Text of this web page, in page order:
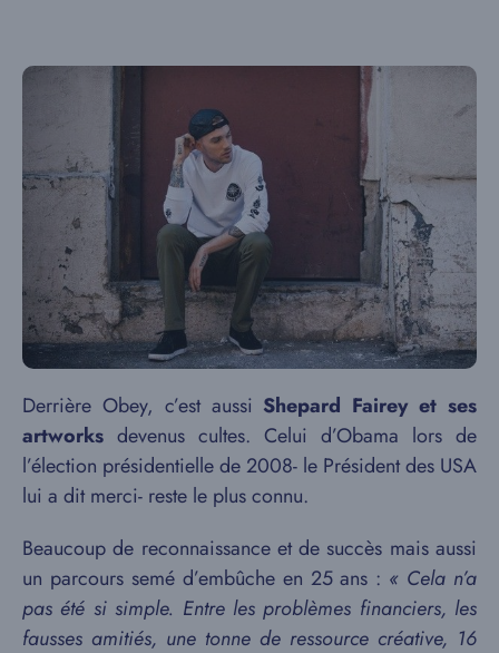
Derrière Obey, c’est aussi Shepard Fairey et ses
artworks devenus cultes. Celui d’Obama lors de
l’élection présidentielle de 2008- le Président des USA
lui a dit merci- reste le plus connu.
Beaucoup de reconnaissance et de succès mais aussi
un parcours semé d’embûche en 25 ans : « Cela n’a
pas été si simple. Entre les problèmes financiers, les
fausses amitiés, une tonne de ressource créative, 16